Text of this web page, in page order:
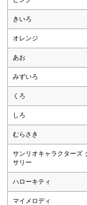
きいろ
オレンジ
あお
みずいろ
くろ
しろ
むらさき
サンリオキャラクターズ
サリー
ハローキティ
マイメロディ